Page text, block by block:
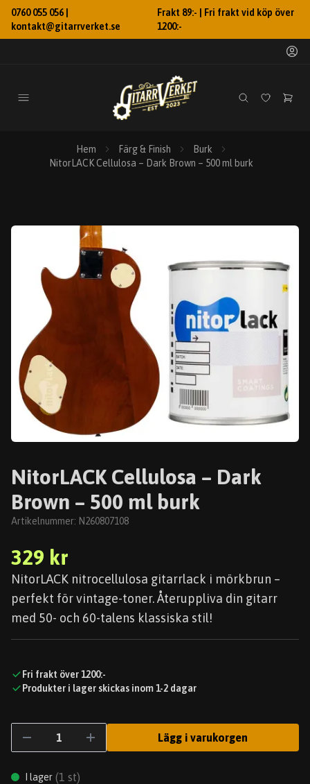
0760 055 056 |
kontakt@gitarrverket.se
Frakt 89:- | Fri frakt vid köp över
1200:-
Hem Färg & Finish
Burk
NitorLACK Cellulosa – Dark Brown – 500 ml burk
NitorLACK Cellulosa – Dark
Brown – 500 ml burk
Artikelnummer: N260807108
329 kr
NitorLACK nitrocellulosa gitarrlack i mörkbrun –
perfekt för vintage-toner. Återuppliva din gitarr
med 50- och 60-talens klassiska stil!
Fri frakt över 1200:-
Produkter i lager skickas inom 1-2 dagar
Lägg i varukorgen
I lager (1 st)